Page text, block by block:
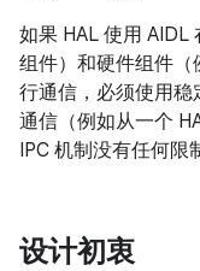
如果 HAL 使用 AIDL
组件）和硬件组件（
行通信，必须使用
通信（例如从一个
IPC 机制没有任何限
设计初衷